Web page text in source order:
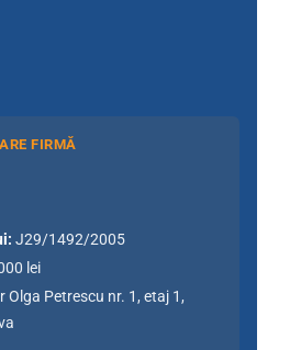
FIRMĂ
J29/1492/2005
lei
Olga Petrescu nr. 1, etaj 1,